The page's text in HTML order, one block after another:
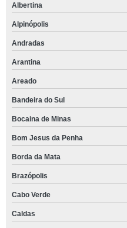
Albertina
Alpinópolis
Andradas
Arantina
Areado
Bandeira do Sul
Bocaina de Minas
Bom Jesus da Penha
Borda da Mata
Brazópolis
Cabo Verde
Caldas